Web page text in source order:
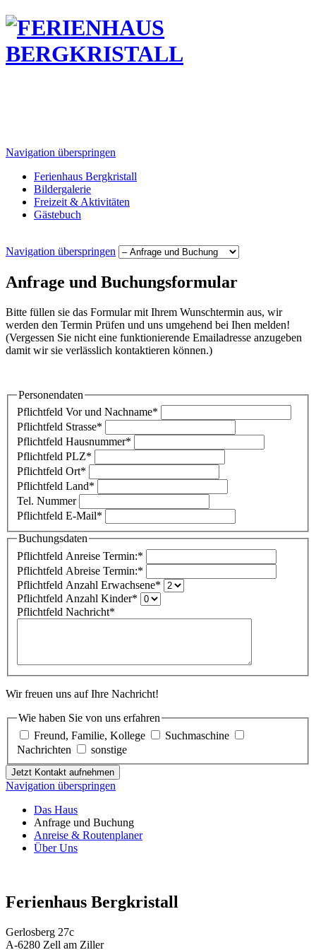
Navigation überspringen
Ferienhaus Bergkristall
Bildergalerie
Freizeit & Aktivitäten
Gästebuch
Navigation überspringen
Anfrage und Buchungsformular
Bitte füllen sie das Formular mit Ihrem Wunschtermin aus, wir
werden den Termin Prüfen und uns umgehend bei Ihen melden!
(Vergessen Sie nicht eine funktionierende Emailadresse anzugeben
damit wir sie verlässlich kontaktieren können.)
Personendaten
Pflichtfeld Vor und Nachname*
Pflichtfeld Strasse*
Pflichtfeld Hausnummer*
Pflichtfeld PLZ*
Pflichtfeld Ort*
Pflichtfeld Land*
Tel. Nummer
Pflichtfeld E-Mail*
Buchungsdaten
Pflichtfeld Anreise Termin:*
Pflichtfeld Abreise Termin:*
Pflichtfeld Anzahl Erwachsene*
Pflichtfeld Anzahl Kinder*
Pflichtfeld Nachricht*
Wir freuen uns auf Ihre Nachricht!
Wie haben Sie von uns erfahren
Freund, Familie, Kollege
Suchmaschine
Nachrichten
sonstige
Jetzt Kontakt aufnehmen
Navigation überspringen
Das Haus
Anfrage und Buchung
Anreise & Routenplaner
Über Uns
Ferienhaus Bergkristall
Gerlosberg 27c
A-6280 Zell am Ziller